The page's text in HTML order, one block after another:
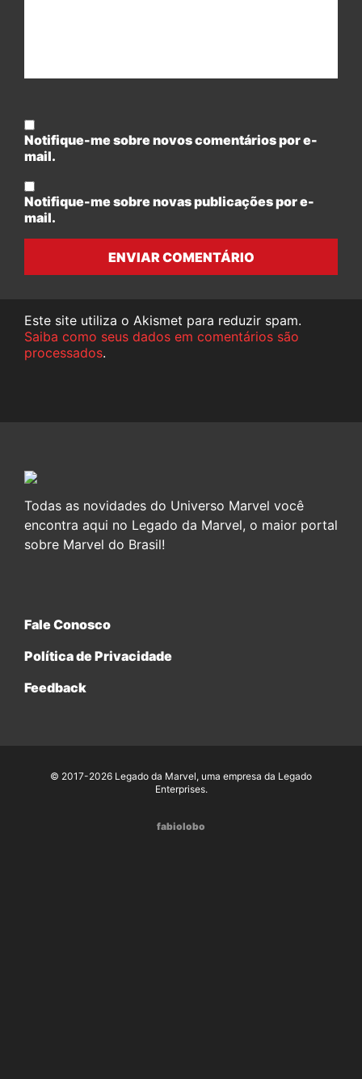
Notifique-me sobre novos comentários por e-
mail.
Notifique-me sobre novas publicações por e-
mail.
ENVIAR COMENTÁRIO
Este site utiliza o Akismet para reduzir spam.
Saiba como seus dados em comentários são
processados.
Todas as novidades do Universo Marvel você
encontra aqui no Legado da Marvel, o maior portal
sobre Marvel do Brasil!
Fale Conosco
Política de Privacidade
Feedback
© 2017-2026 Legado da Marvel, uma empresa da Legado
Enterprises.
fabiolobo